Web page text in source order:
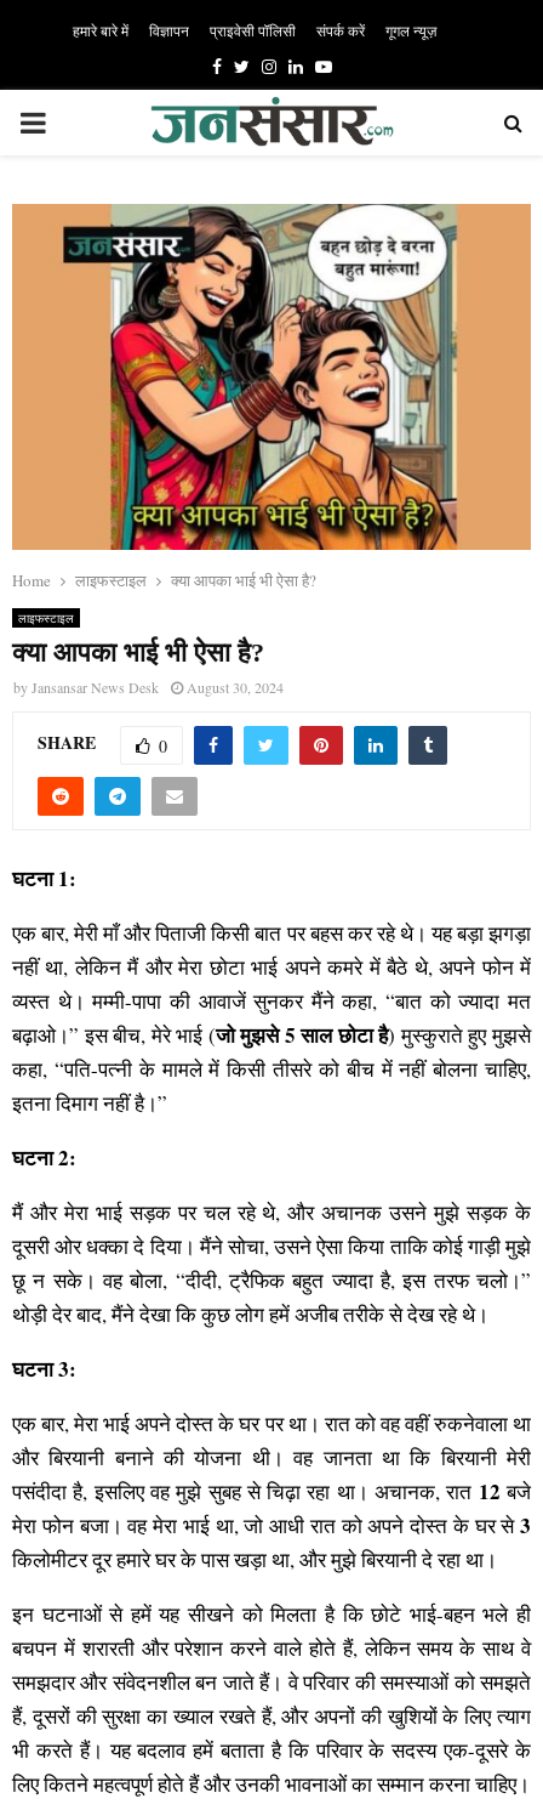
हमारे बारे में विज्ञापन प्राइवेसी पॉलिसी संपर्क करें गूगल न्यूज़
Facebook
TwitterInstagram
LinkedinYoutube
PRIMARY
Home लाइफस्टाइल क्या आपका भाई भी ऐसा है?
लाइफस्टाइल
क्या आपका भाई भी ऐसा है?
byJansansar News Desk August 30, 2024
SHARE 0
घटना 1:
एक बार, मेरी माँ और पिताजी किसी बात पर बहस कर रहे थे। यह बड़ा झगड़ा
नहीं था, लेकिन मैं और मेरा छोटा भाई अपने कमरे में बैठे थे, अपने फोन में
व्यस्त थे। मम्मी-पापा की आवाजें सुनकर मैंने कहा, “बात को ज्यादा मत
बढ़ाओ।” इस बीच, मेरे भाई (जो मुझसे 5 साल छोटा है) मुस्कुराते हुए मुझसे
कहा, “पति-पत्नी के मामले में किसी तीसरे को बीच में नहीं बोलना चाहिए,
इतना दिमाग नहीं है।”
घटना 2:
मैं और मेरा भाई सड़क पर चल रहे थे, और अचानक उसने मुझे सड़क के
दूसरी ओर धक्का दे दिया। मैंने सोचा, उसने ऐसा किया ताकि कोई गाड़ी मुझे
छू न सके। वह बोला, “दीदी, ट्रैफिक बहुत ज्यादा है, इस तरफ चलो।”
थोड़ी देर बाद, मैंने देखा कि कुछ लोग हमें अजीब तरीके से देख रहे थे।
घटना 3:
एक बार, मेरा भाई अपने दोस्त के घर पर था। रात को वह वहीं रुकनेवाला था
और बिरयानी बनाने की योजना थी। वह जानता था कि बिरयानी मेरी
पसंदीदा है, इसलिए वह मुझे सुबह से चिढ़ा रहा था। अचानक, रात 12 बजे
मेरा फोन बजा। वह मेरा भाई था, जो आधी रात को अपने दोस्त के घर से3
किलोमीटर दूर हमारे घर के पास खड़ा था, और मुझे बिरयानी दे रहा था।
इन घटनाओं से हमें यह सीखने को मिलता है कि छोटे भाई-बहन भले ही
बचपन में शरारती और परेशान करने वाले होते हैं, लेकिन समय के साथ वे
समझदार और संवेदनशील बन जाते हैं। वे परिवार की समस्याओं को समझते
हैं, दूसरों की सुरक्षा का ख्याल रखते हैं, और अपनों की खुशियों के लिए त्याग
भी करते हैं। यह बदलाव हमें बताता है कि परिवार के सदस्य एक-दूसरे के
लिए कितने महत्वपूर्ण होते हैं और उनकी भावनाओं का सम्मान करना चाहिए।